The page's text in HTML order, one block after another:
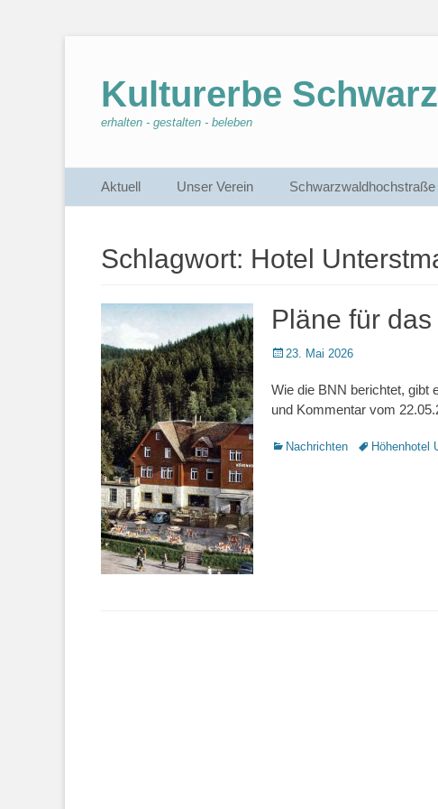
Kulturerbe
erhalten - gestalten - beleben
Primärmenu
Aktuell Unser Verein Schwarzwaldhochstraße
Schlagwort: Hotel
Pläne für
Veröffentlicht
23. Mai 2026
Wie die BNN berichtet, gibt
und Kommentar vom
Kategorien
Nachrichten Schlagworte
Höhenhotel